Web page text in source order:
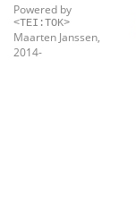
Powered by
<TEI:TOK>
Maarten Janssen,
2014-